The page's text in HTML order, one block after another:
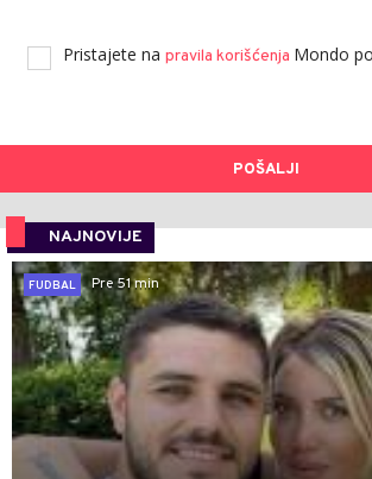
Pristajete na pravila korišćenja Mondo
POŠALJI
NAJNOVIJE
FUDBAL
Pre 51 min